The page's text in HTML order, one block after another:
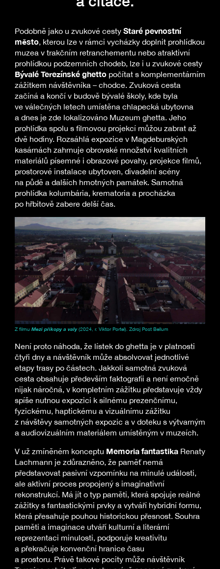
Podobně jako u zvukové cesty Staré pevnostní
město, kterou lze v rámci vycházky doplnit prohlídkou
muzea v trakčním retranchementu nebo atraktivní
prohlídkou podzemních chodeb, lze i u zvukové cesty
Bývalé Terezínské ghetto počítat s komplementárním
zážitkem návštěvníka – chodce. Zvuková cesta
začíná a končí v budově bývalé školy, kde byla
ve válečných letech umístěna chlapecká ubytovna
a dnes je zde lokalizováno Muzeum ghetta. Jeho
prohlídka spolu s filmovou projekcí můžou zabrat až
dvě hodiny. Rozsáhlá expozice v Magdeburských
kasárnách zahrnuje obrovské množství kvalitních
materiálů písemné i obrazové povahy, projekce filmů,
prostorové instalace ubytoven, divadelní scény
na půdě a dalších hmotných památek. Samotná
prohlídka kolumbária, krematoria a procházka
po hřbitově zabere delší čas.
Z filmu Mezi příkopy a valy(2024, r. Viktor Portel). Zdroj Post Bellum
Není proto náhoda, že lístek do ghetta je v platnosti
čtyři dny a návštěvník může absolvovat jednotlivé
etapy trasy po částech. Jakkoli samotná zvuková
cesta obsahuje především faktografii a není emočně
nijak náročná, v kompletním zážitku představuje vždy
spíše nutnou expozici k silnému prezenčnímu,
fyzickému, haptickému a vizuálnímu zážitku
z návštěvy samotných expozic a v doteku s výtvarným
a audiovizuálním materiálem umístěným v muzeích.
V už zmíněném konceptu Memoria fantastika Renaty
Lachmann je zdůrazněno, že paměť nemá
představovat pasivní vzpomínku na minulé události,
ale aktivní proces propojený s imaginativní
rekonstrukcí. Má jít o typ paměti, která spojuje reálné
zážitky s fantastickými prvky a vytváří hybridní formu,
která přesahuje pouhou historickou přesnost. Souhra
paměti a imaginace utváří kulturní a literární
reprezentaci minulosti, podporuje kreativitu
a překračuje konvenční hranice času
a prostoru. Právě takové pocity může návštěvník